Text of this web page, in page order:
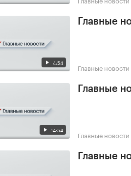
4:54
Главные
Главные новости
14:54
Главные
Главные новости
Главные